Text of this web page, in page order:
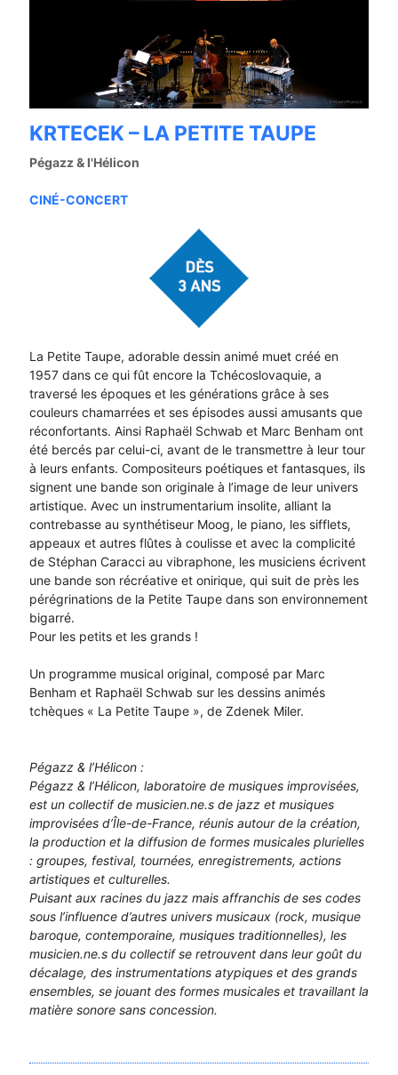
KRTECEK – LA PETITE TAUPE
Pégazz & l'Hélicon
CINÉ-CONCERT
La Petite Taupe, adorable dessin animé muet créé en
1957 dans ce qui fût encore la Tchécoslovaquie, a
traversé les époques et les générations grâce à ses
couleurs chamarrées et ses épisodes aussi amusants que
réconfortants. Ainsi Raphaël Schwab et Marc Benham ont
été bercés par celui-ci, avant de le transmettre à leur tour
à leurs enfants. Compositeurs poétiques et fantasques, ils
signent une bande son originale à l’image de leur univers
artistique. Avec un instrumentarium insolite, alliant la
contrebasse au synthétiseur Moog, le piano, les sifflets,
appeaux et autres flûtes à coulisse et avec la complicité
de Stéphan Caracci au vibraphone, les musiciens écrivent
une bande son récréative et onirique, qui suit de près les
pérégrinations de la Petite Taupe dans son environnement
bigarré.
Pour les petits et les grands !
Un programme musical original, composé par Marc
Benham et Raphaël Schwab sur les dessins animés
tchèques « La Petite Taupe », de Zdenek Miler.
Pégazz & l’Hélicon :
Pégazz & l’Hélicon, laboratoire de musiques improvisées,
est un collectif de musicien.ne.s de jazz et musiques
improvisées d’Île-de-France, réunis autour de la création,
la production et la diffusion de formes musicales plurielles
: groupes, festival, tournées, enregistrements, actions
artistiques et culturelles.
Puisant aux racines du jazz mais affranchis de ses codes
sous l’influence d’autres univers musicaux (rock, musique
baroque, contemporaine, musiques traditionnelles), les
musicien.ne.s du collectif se retrouvent dans leur goût du
décalage, des instrumentations atypiques et des grands
ensembles, se jouant des formes musicales et travaillant la
matière sonore sans concession.